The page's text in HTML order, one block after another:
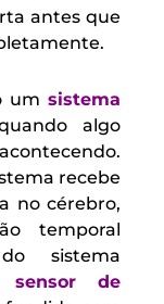
antes que
um sistema
algo
recebe
no cérebro,
temporal
sistema
sensor de